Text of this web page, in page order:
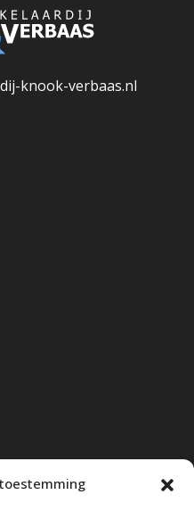
knook-verbaas.nl